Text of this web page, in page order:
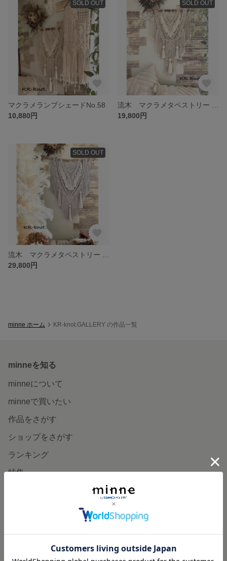
SOLD OUT
マクラメランプシェードNo.58
10,880円
SOLD OUT
19,800円
SOLD OUT
29,800円
minne ホーム KR-knot.GALLERY の作品一覧
minneを知る
minneについて
minneで買いたい
作品をさがす
ショップをさがす
ランキング
特集
食品販売
ヴィンテージ販売